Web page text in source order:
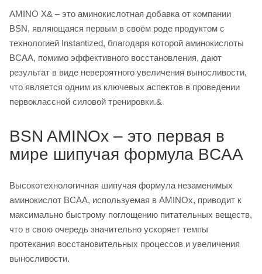
AMINO X& – это аминокислотная добавка от компании
BSN, являющаяся первым в своём роде продуктом с
технологией Instantized, благодаря которой аминокислоты
BCAA, помимо эффективного восстановления, дают
результат в виде невероятного увеличения выносливости,
что является одним из ключевых аспектов в проведении
первоклассной силовой тренировки.&
BSN AMINOx – это первая в
мире шипучая формула BCAA
Высокотехнологичная шипучая формула незаменимых
аминокислот BCAA, используемая в AMINOx, приводит к
максимально быстрому поглощению питательных веществ,
что в свою очередь значительно ускоряет темпы
протекания восстановительных процессов и увеличения
выносливости.